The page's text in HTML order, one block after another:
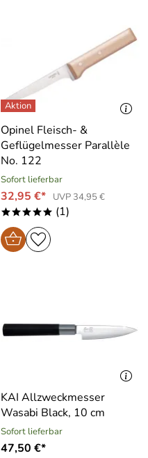
Opinel Fleisch- &
Geflügelmesser Parallèle
No. 122
Sofort lieferbar
32,95 €* UVP 34,95 €
***** (1)
KAI Allzweckmesser
Wasabi Black, 10 cm
Sofort lieferbar
47,50 €*